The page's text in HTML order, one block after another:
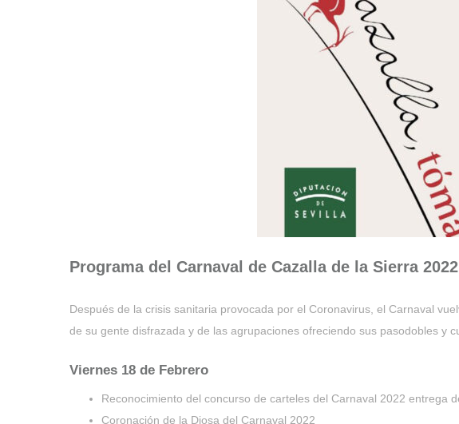
Programa del Carnaval de Cazalla de la Sierra 2022
Después de la crisis sanitaria provocada por el Coronavirus, el Carnaval
de su gente disfrazada y de las agrupaciones ofreciendo sus pasodobles y
Viernes 18 de Febrero
Reconocimiento del concurso de carteles del Carnaval 2022 entrega
Coronación de la Diosa del Carnaval 2022